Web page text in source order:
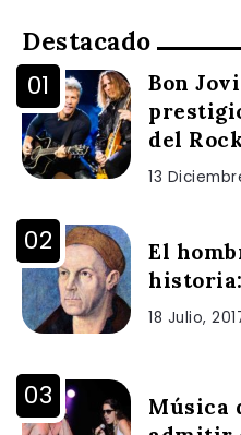
Destacado
Bon
del
13
El
18 Julio,
Música